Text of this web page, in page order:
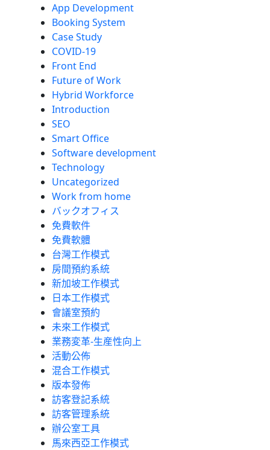
App Development
Booking System
Case Study
COVID-19
Front End
Future of Work
Hybrid Workforce
Introduction
SEO
Smart Office
Software development
Technology
Uncategorized
Work from home
バックオフィス
免費軟件
免費軟體
台灣工作模式
房間預約系統
新加坡工作模式
日本工作模式
會議室預約
未來工作模式
業務変革-生産性向上
活動公佈
混合工作模式
版本發佈
訪客登記系統
訪客管理系統
辦公室工具
馬來西亞工作模式